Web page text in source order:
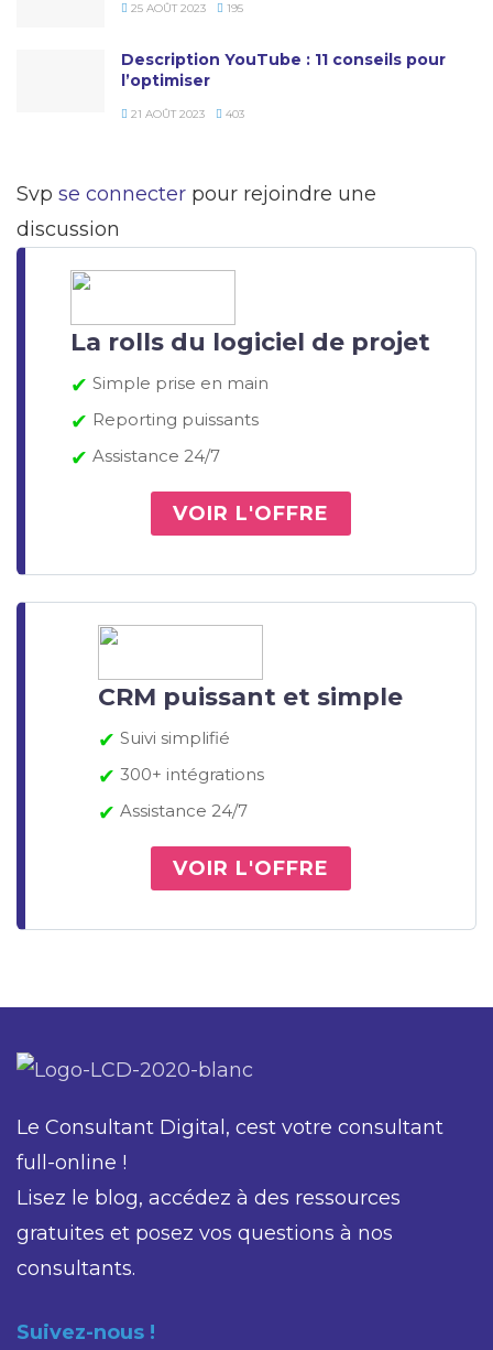
25 AOÛT 2023 195
Description YouTube : 11 conseils pour
l’optimiser
21 AOÛT 2023 403
Svp se connecter pour rejoindre une
discussion
La rolls du logiciel de projet
✔ Simple prise en main
✔ Reporting puissants
✔ Assistance 24/7
VOIR L'OFFRE
CRM puissant et simple
✔ Suivi simplifié
✔ 300+ intégrations
✔ Assistance 24/7
VOIR L'OFFRE
Le Consultant Digital, cest votre consultant
full-online !
Lisez le blog, accédez à des ressources
gratuites et posez vos questions à nos
consultants.
Suivez-nous !